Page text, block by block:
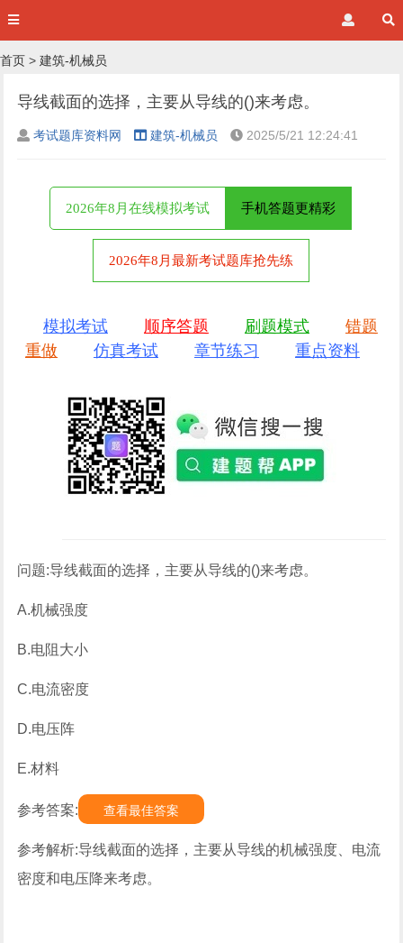
首页 > 建筑-机械员
导线截面的选择，主要从导线的()来考虑。
考试题库资料网 建筑-机械员 2025/5/21 12:24:41
2026年8月在线模拟考试 手机答题更精彩
2026年8月最新考试题库抢先练
模拟考试 顺序答题 刷题模式
错题
重做
仿真考试 章节练习 重点资料
问题:导线截面的选择，主要从导线的()来考虑。
A.机械强度
B.电阻大小
C.电流密度
D.电压阵
E.材料
参考答案: 查看最佳答案
参考解析:导线截面的选择，主要从导线的机械强度、电流
密度和电压降来考虑。